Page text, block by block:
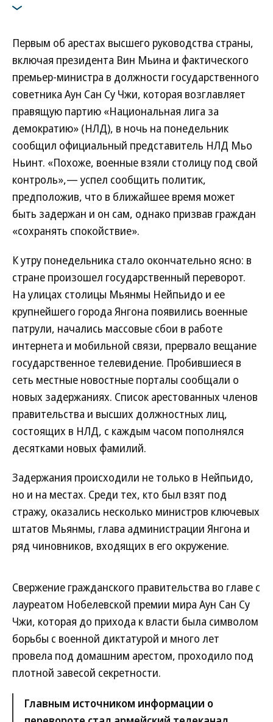
Первым об арестах высшего руководства страны,
включая президента Вин Мьина и фактического
премьер-министра в должности государственного
советника Аун Сан Су Чжи, которая возглавляет
правящую партию «Национальная лига за
демократию» (НЛД), в ночь на понедельник
сообщил официальный представитель НЛД Мьо
Ньинт. «Похоже, военные взяли столицу под свой
контроль»,— успел сообщить политик,
предположив, что в ближайшее время может
быть задержан и он сам, однако призвав граждан
«сохранять спокойствие».
К утру понедельника стало окончательно ясно: в
стране произошел государственный переворот.
На улицах столицы Мьянмы Нейпьидо и ее
крупнейшего города Янгона появились военные
патрули, начались массовые сбои в работе
интернета и мобильной связи, прервало вещание
государственное телевидение. Пробившиеся в
сеть местные новостные порталы сообщали о
новых задержаниях. Список арестованных членов
правительства и высших должностных лиц,
состоящих в НЛД, с каждым часом пополнялся
десятками новых фамилий.
Задержания происходили не только в Нейпьидо,
но и на местах. Среди тех, кто был взят под
стражу, оказались несколько министров ключевых
штатов Мьянмы, глава администрации Янгона и
ряд чиновников, входящих в его окружение.
Свержение гражданского правительства во главе с
лауреатом Нобелевской премии мира Аун Сан Су
Чжи, которая до прихода к власти была символом
борьбы с военной диктатурой и много лет
провела под домашним арестом, проходило под
плотной завесой секретности.
Главным источником информации о